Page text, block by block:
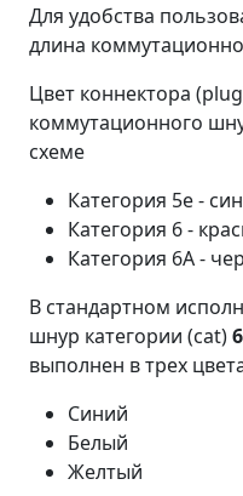
Для удобства
длина
Цвет коннектора
коммутационного
схеме
Категория 5е -
Категория 6 -
Категория 6А -
В стандартном
шнур категории (cat)
выполнен в трех
Синий
Белый
Желтый